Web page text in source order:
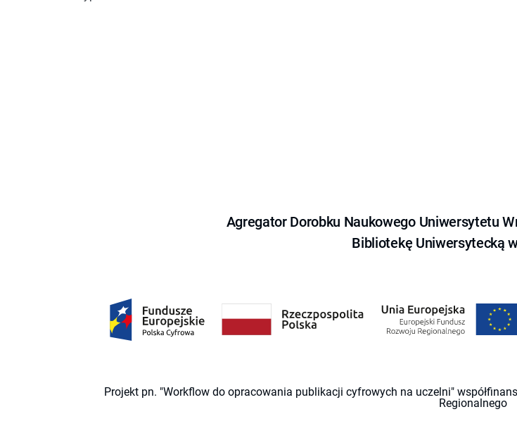
Agregator Dorobku Naukowego Uniwersytetu
Bibliotekę Uniwersytecką
Projekt pn. "Workflow do opracowania publikacji cyfrowych na uczelni"
Regionalnego